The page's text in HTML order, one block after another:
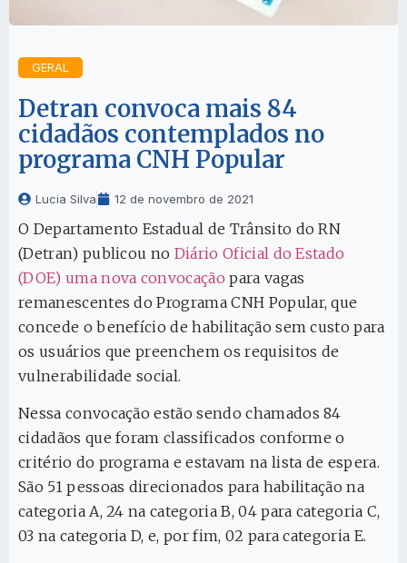
GERAL
Detran convoca mais 84
cidadãos contemplados no
programa CNH Popular
Lucia Silva 12 de novembro de 2021
O Departamento Estadual de Trânsito do RN
(Detran) publicou no Diário Oficial do Estado
(DOE) uma nova convocação para vagas
remanescentes do Programa CNH Popular, que
concede o benefício de habilitação sem custo para
os usuários que preenchem os requisitos de
vulnerabilidade social.
Nessa convocação estão sendo chamados 84
cidadãos que foram classificados conforme o
critério do programa e estavam na lista de espera.
São 51 pessoas direcionados para habilitação na
categoria A, 24 na categoria B, 04 para categoria C,
03 na categoria D, e, por fim, 02 para categoria E.